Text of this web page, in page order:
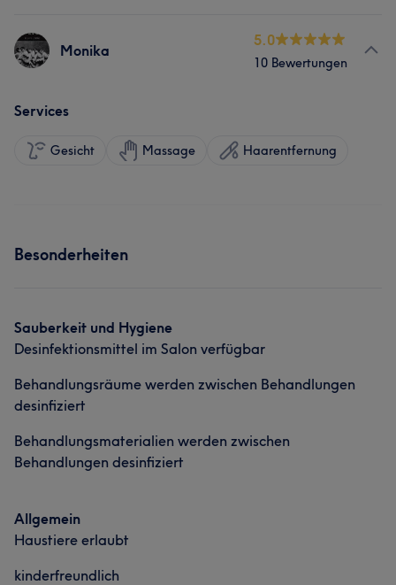
Monika
5.0
10 Bewertungen
Services
Gesicht Massage Haarentfernung
Besonderheiten
Sauberkeit und Hygiene
Desinfektionsmittel im Salon verfügbar
Behandlungsräume werden zwischen Behandlungen
desinfiziert
Behandlungsmaterialien werden zwischen
Behandlungen desinfiziert
Allgemein
Haustiere erlaubt
kinderfreundlich